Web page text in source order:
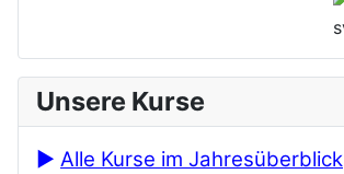
Unsere Kurse
► Alle Kurse im Jahresüberblick